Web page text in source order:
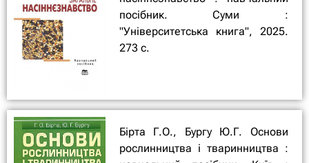
посібник. Суми :
"Університетська книга", 2025.
273 с.
Бірта Г.О., Бургу Ю.Г. Основи
рослинництва і тваринництва :